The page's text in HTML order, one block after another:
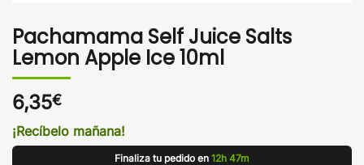
Pachamama Self Juice Salts
Lemon Apple Ice 10ml
6,35€
¡Recíbelo mañana!
Finaliza tu pedido en 12h 47m